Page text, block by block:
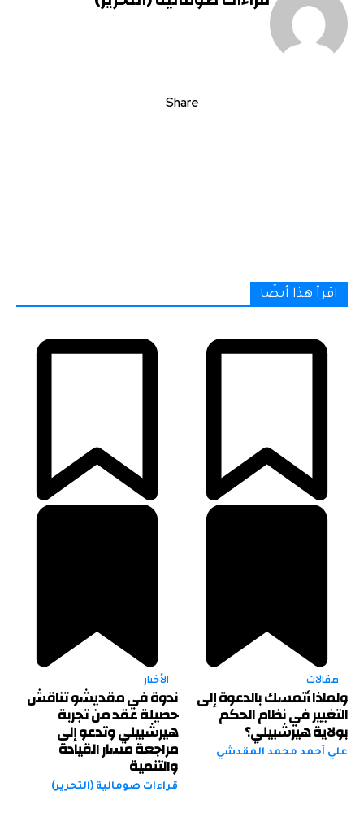
Share
اقرأ هذا أيضًا
مقالات
ولماذا أتمسك بالدعوة إلى
التغيير في نظام الحكم
بولاية هيرشبيلي؟
علي أحمد محمد المقدشي
الأخبار
ندوة في مقديشو تناقش
حصيلة عقد من تجربة
هيرشبيلي وتدعو إلى
مراجعة مسار القيادة
والتنمية
قراءات صومالية (التحرير)